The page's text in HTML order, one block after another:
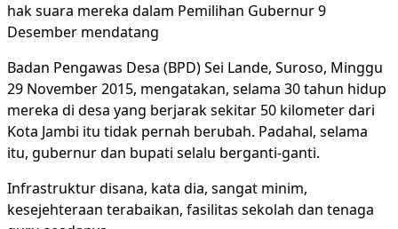
hak suara mereka dalam Pemilihan Gubernur 9
Desember mendatang
Badan Pengawas Desa (BPD) Sei Lande, Suroso, Minggu
29 November 2015, mengatakan, selama 30 tahun hidup
mereka di desa yang berjarak sekitar 50 kilometer dari
Kota Jambi itu tidak pernah berubah. Padahal, selama
itu, gubernur dan bupati selalu berganti-ganti.
Infrastruktur disana, kata dia, sangat minim,
kesejehteraan terabaikan, fasilitas sekolah dan tenaga